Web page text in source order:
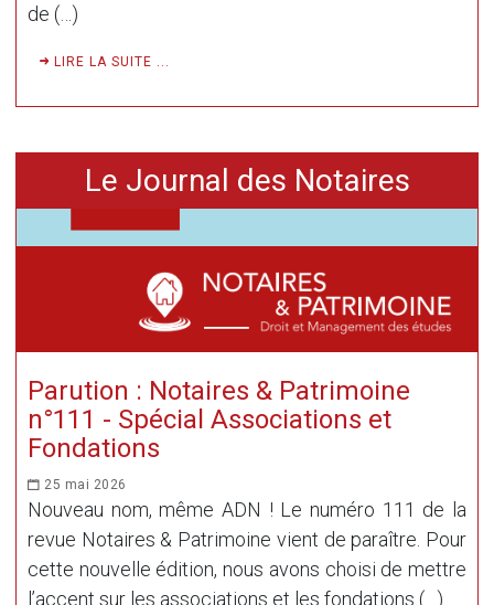
de (…)
LIRE LA SUITE ...
Le Journal des Notaires
Parution : Notaires & Patrimoine
n°111 - Spécial Associations et
Fondations
25 mai 2026
Nouveau nom, même ADN ! Le numéro 111 de la
revue Notaires & Patrimoine vient de paraître. Pour
cette nouvelle édition, nous avons choisi de mettre
l’accent sur les associations et les fondations (…)